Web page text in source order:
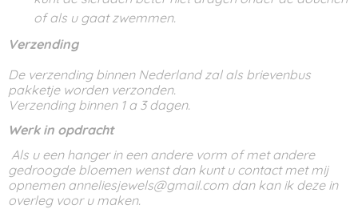
of als u gaat zwemmen.
Verzending
De verzending binnen Nederland zal als brievenbus
pakketje worden verzonden.
Verzending binnen 1 a 3 dagen.
Werk in opdracht
Als u een hanger in een andere vorm of met andere
gedroogde bloemen wenst dan kunt u contact met mij
opnemen anneliesjewels@gmail.com dan kan ik deze in
overleg voor u maken.